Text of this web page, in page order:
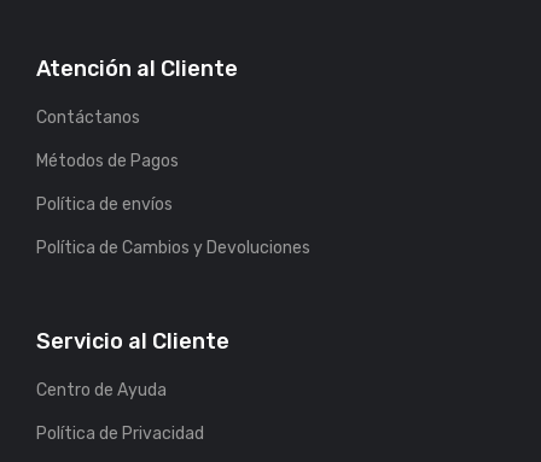
Atención al Cliente
Contáctanos
Métodos de Pagos
Política de envíos
Política de Cambios y Devoluciones
Servicio al Cliente
Centro de Ayuda
Política de Privacidad